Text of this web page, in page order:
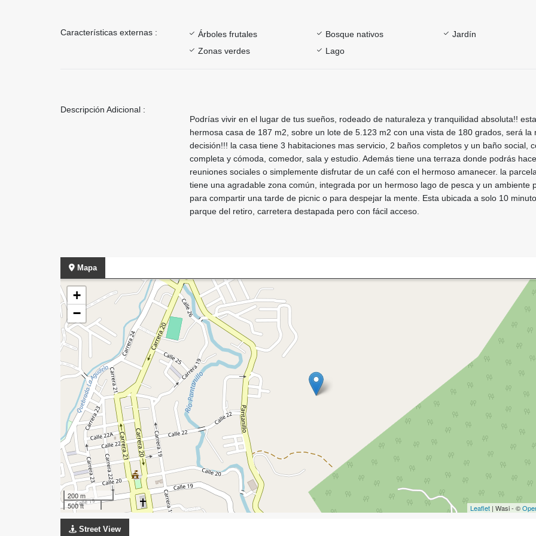
Características externas : Árboles frutales Bosque nativos
Jardín
Zonas verdes
Lago
Descripción Adicional :
Podrías vivir en el lugar de tus sueños, rodeado de naturaleza y tranquilidad absoluta!! esta
hermosa casa de 187 m2, sobre un lote de 5.123 m2 con una vista de 180 grados, será la
decisión!!! la casa tiene 3 habitaciones mas servicio, 2 baños completos y un baño social,
completa y cómoda, comedor, sala y estudio. Además tiene una terraza donde podrás
reuniones sociales o simplemente disfrutar de un café con el hermoso amanecer. la
tiene una agradable zona común, integrada por un hermoso lago de pesca y un ambiente
para compartir una tarde de picnic o para despejar la mente. Esta ubicada a solo 10
parque del retiro, carretera destapada pero con fácil acceso.
Mapa
+
−
200 m
500 ft
Leaflet | Wasi - ©
Street View